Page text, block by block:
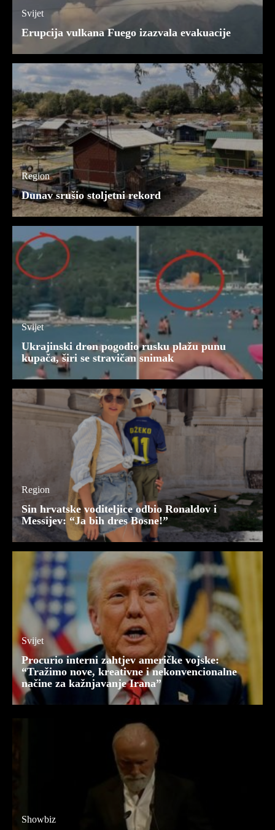
Svijet
Erupcija vulkana Fuego izazvala evakuacije
Region
Dunav srušio stoljetni rekord
Svijet
Ukrajinski dron pogodio rusku plažu punu
kupača, širi se stravičan snimak
Region
Sin hrvatske voditeljice odbio Ronaldov i
Messijev: “Ja bih dres Bosne!”
Svijet
Procurio interni zahtjev američke vojske:
“Tražimo nove, kreativne i nekonvencionalne
načine za kažnjavanje Irana”
Showbiz